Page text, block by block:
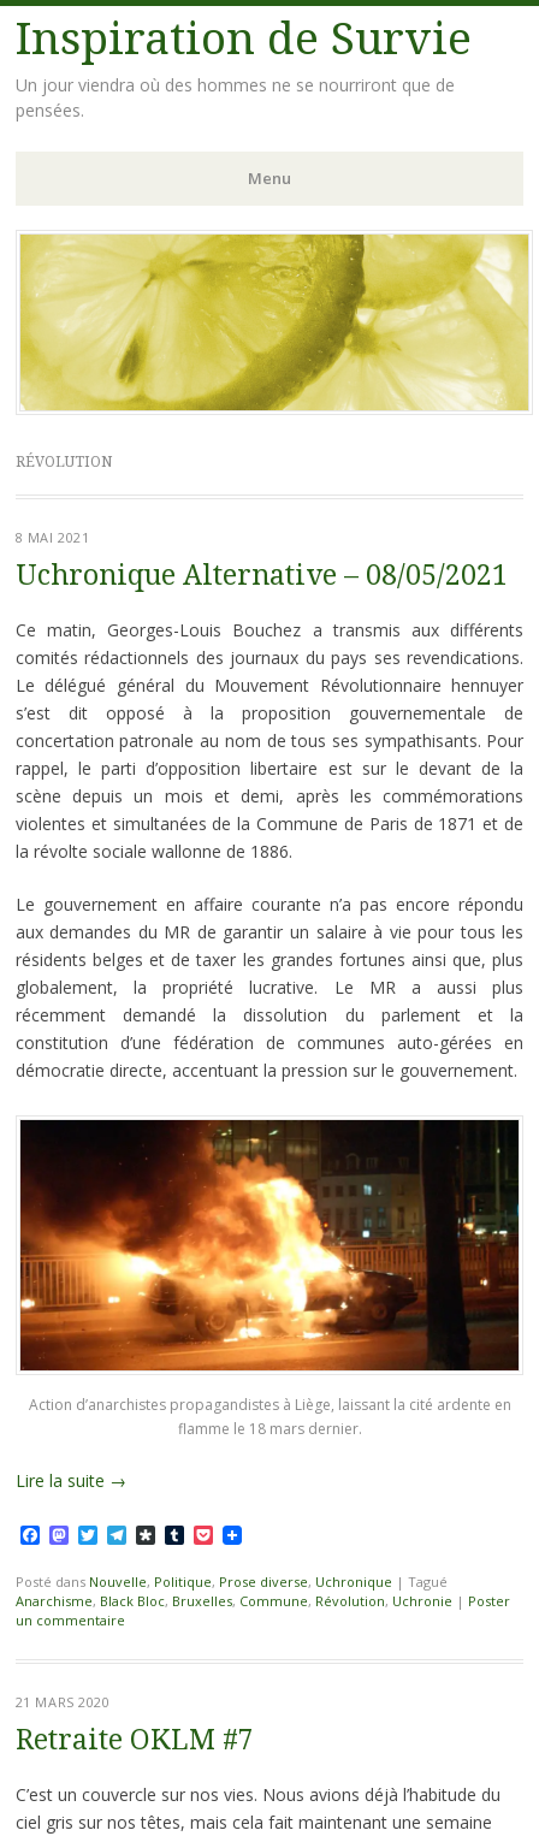
Inspiration de Survie
Un jour viendra où des hommes ne se nourriront que de
pensées.
Menu
Aller
au
contenu
principal
RÉVOLUTION
8 MAI 2021
Uchronique Alternative – 08/05/2021
Ce matin, Georges-Louis Bouchez a transmis aux différents
comités rédactionnels des journaux du pays ses revendications.
Le délégué général du Mouvement Révolutionnaire hennuyer
s’est dit opposé à la proposition gouvernementale de
concertation patronale au nom de tous ses sympathisants. Pour
rappel, le parti d’opposition libertaire est sur le devant de la
scène depuis un mois et demi, après les commémorations
violentes et simultanées de la Commune de Paris de 1871 et de
la révolte sociale wallonne de 1886.
Le gouvernement en affaire courante n’a pas encore répondu
aux demandes du MR de garantir un salaire à vie pour tous les
résidents belges et de taxer les grandes fortunes ainsi que, plus
globalement, la propriété lucrative. Le MR a aussi plus
récemment demandé la dissolution du parlement et la
constitution d’une fédération de communes auto-gérées en
démocratie directe, accentuant la pression sur le gouvernement.
Action d’anarchistes propagandistes à Liège, laissant la cité ardente en
flamme le 18 mars dernier.
Lire la suite →
Facebook
Mastodon
TwitterTelegram
Diaspora
Tumblr
Pocket
Posté dans Nouvelle, Politique, Prose diverse, Uchronique | Tagué
Anarchisme, Black Bloc, Bruxelles, Commune, Révolution, Uchronie | Poster
un commentaire
21 MARS 2020
Retraite OKLM #7
C’est un couvercle sur nos vies. Nous avions déjà l’habitude du
ciel gris sur nos têtes, mais cela fait maintenant une semaine